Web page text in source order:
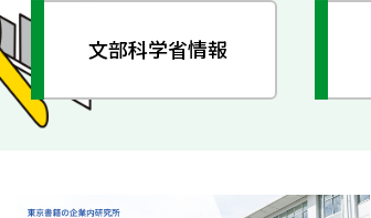
文部科学省情報